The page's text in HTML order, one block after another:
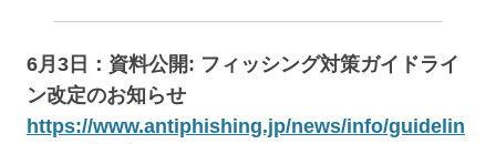
6月3日：資料公開: フィッシング対策ガイドライ
ン改定のお知らせ
https://www.antiphishing.jp/news/info/guidelin